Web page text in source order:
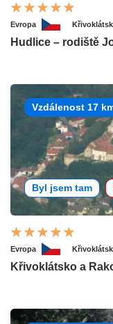
Evropa
Hudlice – rodiště
Vzdálenost 17
Byl jsem tam
Evropa
Křivoklátsko a